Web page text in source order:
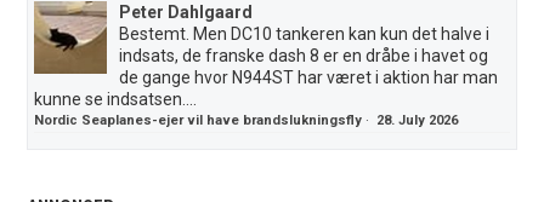
Peter Dahlgaard
Bestemt. Men DC10 tankeren kan kun det halve i
indsats, de franske dash 8 er en dråbe i havet og
de gange hvor N944ST har været i aktion har man
kunne se indsatsen....
Nordic Seaplanes-ejer vil have brandslukningsfly · 28. July 2026